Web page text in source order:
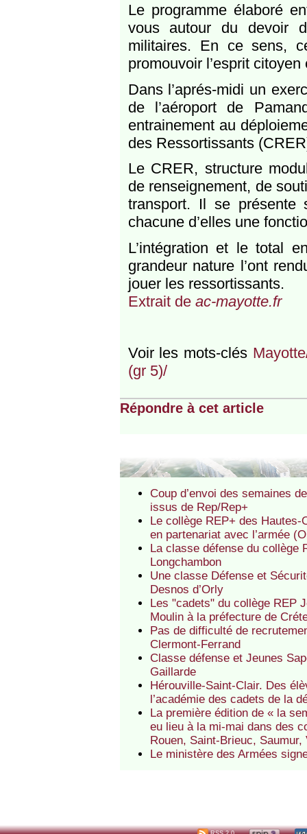
Le programme élaboré
vous autour du devoir
militaires. En ce sens,
promouvoir l’esprit
Dans l’aprés-midi un
de l’aéroport de
entrainement au
des Ressortissants
Le CRER, structure
de renseignement, de
transport. Il se présente
chacune d’elles une
L’intégration et le total
grandeur nature l’ont
jouer les ressortissants.
Extrait de ac-mayotte.fr
Voir les mots-clés
(gr 5)/
Répondre à cet article
Coup d’envoi des semaines
issus de Rep/Rep+
Le collège REP+ des
en partenariat avec l’armée
La classe défense du collège
Longchambon
Une classe Défense et
Desnos d’Orly
Les "cadets" du collège REP
Moulin à la préfecture de
Pas de difficulté de
Clermont-Ferrand
Classe défense et Jeunes
Gaillarde
Hérouville-Saint-Clair. Des
l’académie des cadets de la
La première édition de « la
eu lieu à la mi-mai dans des
Rouen, Saint-Brieuc, Saumur,
Le ministère des Armées